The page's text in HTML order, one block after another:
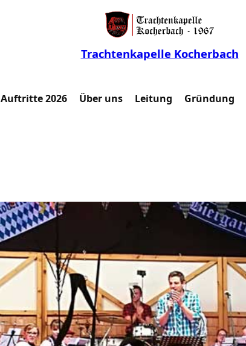
Trachtenkapelle Kocherbach
Auftritte 2026 Über uns Leitung Gründung